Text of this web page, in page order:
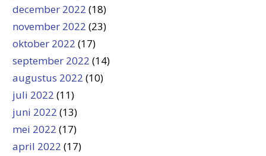
december 2022 (18)
november 2022 (23)
oktober 2022 (17)
september 2022 (14)
augustus 2022 (10)
juli 2022 (11)
juni 2022 (13)
mei 2022 (17)
april 2022 (17)